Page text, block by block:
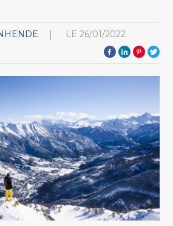
LE 26/01/2022